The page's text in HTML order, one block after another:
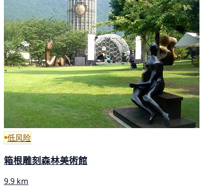
低风险
箱根雕刻森林美術館
9.9 km